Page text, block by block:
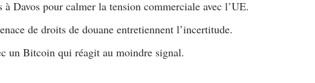
Davos pour calmer la tension commerciale avec l’UE.
de droits de douane entretiennent l’incertitude.
un Bitcoin qui réagit au moindre signal.